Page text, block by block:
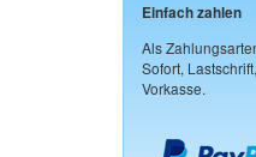
Einfach zahlen
Als
Sofort,
Vorkasse.